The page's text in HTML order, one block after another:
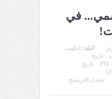
في
البلد: الكويت
تاريخ
تاريخ
معدل الترشيح